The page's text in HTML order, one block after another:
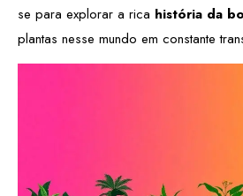
se para explorar a rica história da
plantas nesse mundo em constante